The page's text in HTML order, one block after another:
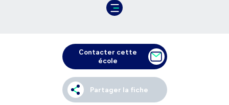
Contacter cette
école
Partager la fiche